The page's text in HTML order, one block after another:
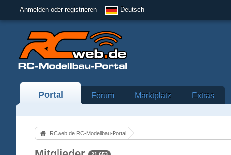
Anmelden oder registrieren Deutsch
Portal Forum Marktplatz Extras
RCweb.de RC-Modellbau-Portal